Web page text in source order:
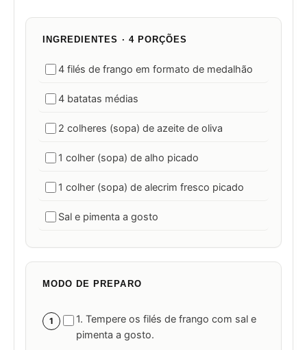
INGREDIENTES · 4 PORÇÕES
4 filés de frango em formato de medalhão
4 batatas médias
2 colheres (sopa) de azeite de oliva
1 colher (sopa) de alho picado
1 colher (sopa) de alecrim fresco picado
Sal e pimenta a gosto
MODO DE PREPARO
1
1. Tempere os filés de frango com sal e
pimenta a gosto.